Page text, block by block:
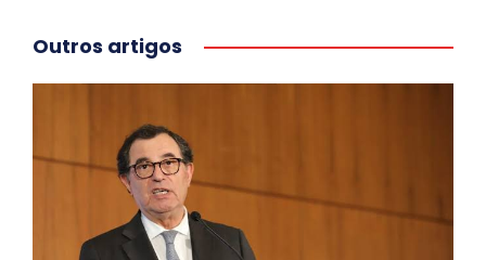
Outros artigos